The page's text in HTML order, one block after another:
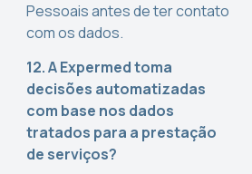
Pessoais antes de ter contato
com os dados.
12. A Expermed toma
decisões automatizadas
com base nos dados
tratados para a prestação
de serviços?